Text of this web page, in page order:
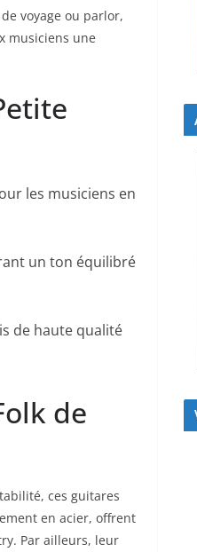
⁣voyage ou parlor,
musiciens une
les musiciens⁤ en
un ton ‌équilibré
​de haute qualité
de
⁤ces guitares
en acier, offrent
Par ailleurs, leur